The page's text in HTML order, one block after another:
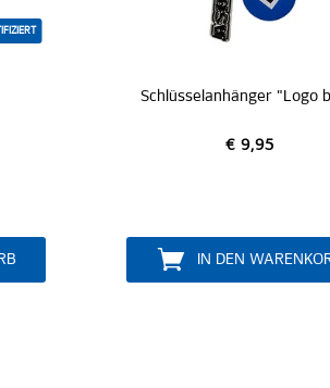
Schlüsselanhänger "Logo blau"
IN DEN WARENKORB